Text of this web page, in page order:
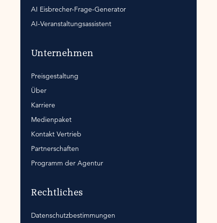
AI Eisbrecher-Frage-Generator
AI-Veranstaltungsassistent
Unternehmen
Preisgestaltung
Über
Karriere
Medienpaket
Kontakt Vertrieb
Partnerschaften
Programm der Agentur
Rechtliches
Datenschutzbestimmungen